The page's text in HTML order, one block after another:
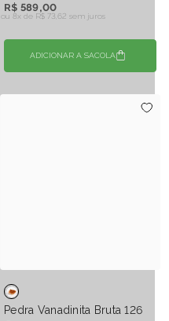
R$ 589,00
ou 8x de R$ 73,62 sem juros
ADICIONAR A SACOLA
Pedra Vanadinita Bruta 126